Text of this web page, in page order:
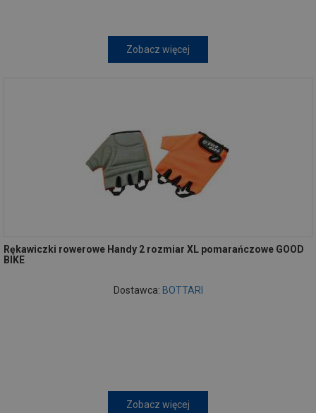
Zobacz więcej
Rękawiczki rowerowe Handy 2 rozmiar XL pomarańczowe GOOD
BIKE
Dostawca: BOTTARI
Zobacz więcej